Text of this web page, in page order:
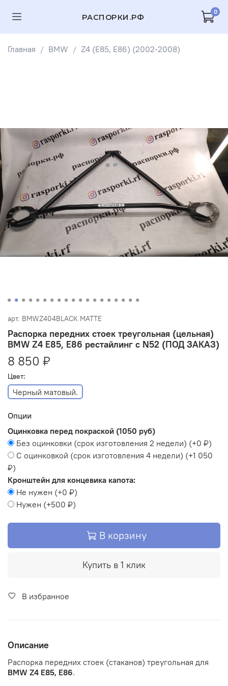
РАСПОРКИ.РФ
0
Главная BMW Z4 (E85, E86) (2002-2008)
арт. BMWZ404BLACK MATTE
Распорка передних стоек треугольная (цельная)
BMW Z4 E85, E86 рестайлинг с N52 (ПОД ЗАКАЗ)
8 850 ₽
Цвет:
Черный матовый.
Опции
Оцинковка перед покраской (1050 руб)
Без оцинковки (срок изготовления 2 недели) (+0 ₽)
С оцинковкой (срок изготовления 4 недели) (+1 050
₽)
Кронштейн для концевика капота:
Не нужен (+0 ₽)
Нужен (+500 ₽)
В корзину
Купить в 1 клик
В избранное
Описание
Распорка передних стоек (стаканов) треугольная для
BMW Z4 E85, E86.